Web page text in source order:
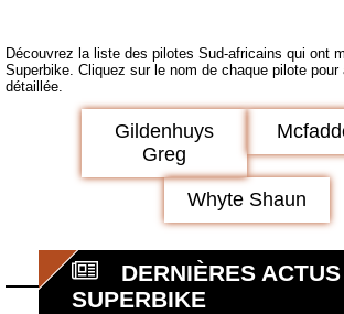
Découvrez la liste des pilotes Sud-africains qui ont
Superbike. Cliquez sur le nom de chaque pilote
détaillée.
Gildenhuys
Greg
Whyte Shaun
DERNIÈRES
SUPERBIKE